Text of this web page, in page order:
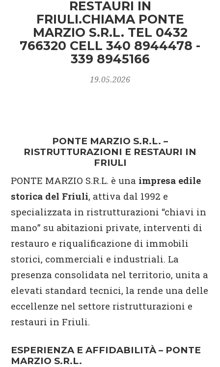
RESTAURI IN
FRIULI.CHIAMA PONTE
MARZIO S.R.L. TEL 0432
766320 CELL 340 8944478 -
339 8945166
19.05.2026
PONTE MARZIO S.R.L. –
RISTRUTTURAZIONI E RESTAURI IN
FRIULI
PONTE MARZIO S.R.L. è una impresa edile
storica del Friuli, attiva dal 1992 e
specializzata in ristrutturazioni “chiavi in
mano” su abitazioni private, interventi di
restauro e riqualificazione di immobili
storici, commerciali e industriali. La
presenza consolidata nel territorio, unita a
elevati standard tecnici, la rende una delle
eccellenze nel settore ristrutturazioni e
restauri in Friuli.
ESPERIENZA E AFFIDABILITÀ – PONTE
MARZIO S.R.L.